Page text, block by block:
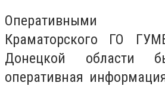
Оперативными
Краматорского ГО
Донецкой области
оперативная